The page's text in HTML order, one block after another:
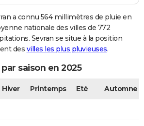
a connu 564 millimètres de pluie en
nationale des villes de 772
Sevran se situe à la position
des villes les plus pluvieuses.
saison en 2025
Hiver Printemps Eté Automne